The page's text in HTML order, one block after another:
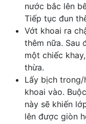
nước bắc lên
Tiếp tục đun
Vớt khoai ra
thêm nữa. Sau
một chiếc
thừa.
Lấy bịch
khoai vào.
này sẽ khiến
lên được giòn